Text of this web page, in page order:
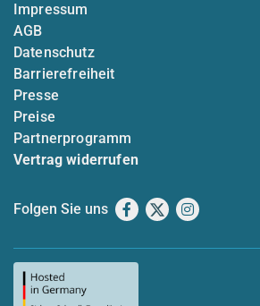
Impressum
AGB
Datenschutz
Barrierefreiheit
Presse
Preise
Partnerprogramm
Vertrag widerrufen
Folgen Sie uns Facebook
X Instagram